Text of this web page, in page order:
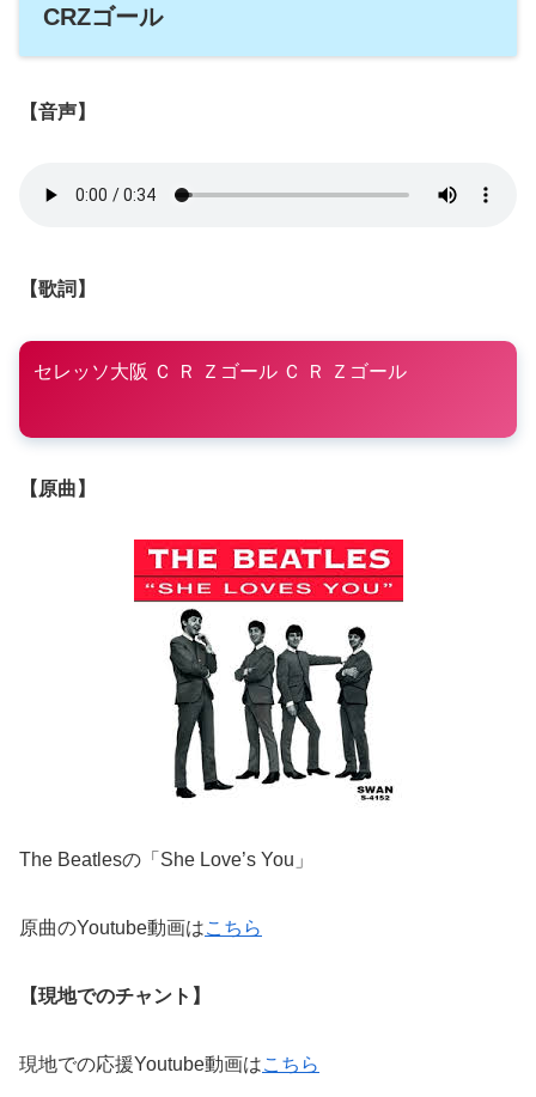
CRZゴール
【音声】
【歌詞】
セレッソ大阪 Ｃ Ｒ Ｚゴール Ｃ Ｒ Ｚゴール
【原曲】
The Beatlesの「She Love’s You」
原曲のYoutube動画はこちら
【現地でのチャント】
現地での応援Youtube動画はこちら